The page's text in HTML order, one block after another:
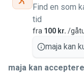
Find en som
tid
fra 100 kr. /
maja kan
maja kan acceptere